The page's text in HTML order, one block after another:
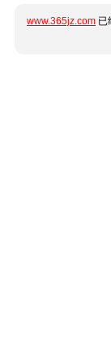
www.365jz.com 已